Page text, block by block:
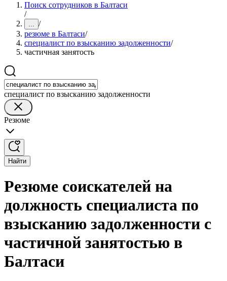
Поиск сотрудников в Балтаси
/
... /
резюме в Балтаси/
специалист по взысканию задолженности/
частичная занятость
специалист по взысканию задолженности
Резюме
Найти
Резюме соискателей на
должность специалиста по
взысканию задолженности с
частичной занятостью в
Балтаси